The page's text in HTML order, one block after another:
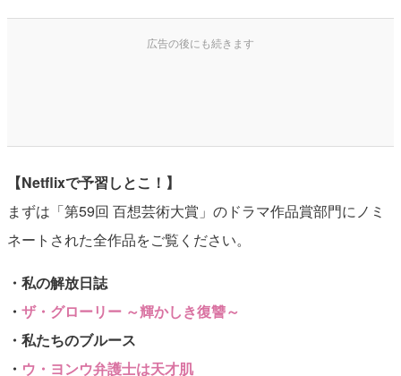
【Netflixで予習しとこ！】
まずは「第59回 百想芸術大賞」のドラマ作品賞部門にノミ
ネートされた全作品をご覧ください。
・私の解放日誌
・ ザ・グローリー ～輝かしき復讐～
・私たちのブルース
・ ウ・ヨンウ弁護士は天才肌